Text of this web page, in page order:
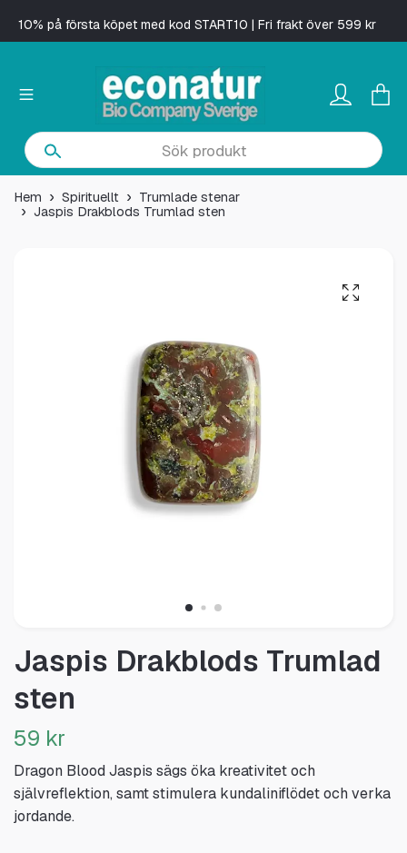
10% på första köpet med kod START10 | Fri frakt över 599 kr
Hem Spirituellt
Trumlade stenar
Jaspis Drakblods Trumlad sten
Jaspis Drakblods Trumlad
sten
59 kr
Dragon Blood Jaspis sägs öka kreativitet och
självreflektion, samt stimulera kundaliniflödet och verka
jordande.